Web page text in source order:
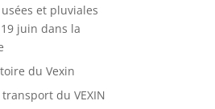
et pluviales
juin dans la
du Vexin
transport du VEXIN